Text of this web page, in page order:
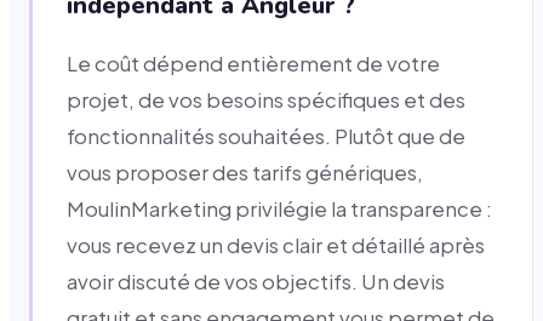
Le coût dépend entièrement de votre
projet, de vos besoins spécifiques et des
fonctionnalités souhaitées. Plutôt que de
vous proposer des tarifs génériques,
MoulinMarketing privilégie la transparence :
vous recevez un devis clair et détaillé après
avoir discuté de vos objectifs. Un devis